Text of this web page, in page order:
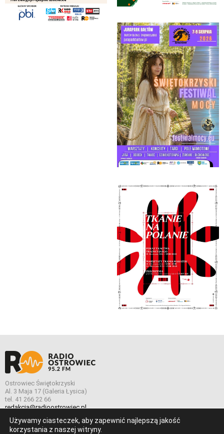
Ostrowiec Świętokrzyski
Al. 3 Maja 17 (Galeria Łysica)
tel. 41 266 22 66
redakcja@radioostrowiec.pl
Używamy ciasteczek, aby zapewnić najlepszą jakość
korzystania z naszej witryny.